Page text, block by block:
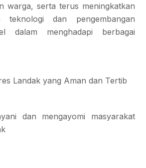
warga, serta terus meningkatkan
teknologi dan pengembangan
dalam menghadapi berbagai
Landak yang Aman dan Tertib
dan mengayomi masyarakat